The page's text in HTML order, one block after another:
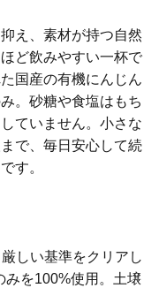
え、素材が持つ自然
ど飲みやすい一杯で
国産の有機にんじん
。砂糖や食塩はもち
ていません。小さな
で、毎日安心して続
す。
厳しい基準をクリアし
みを100%使用。土壌